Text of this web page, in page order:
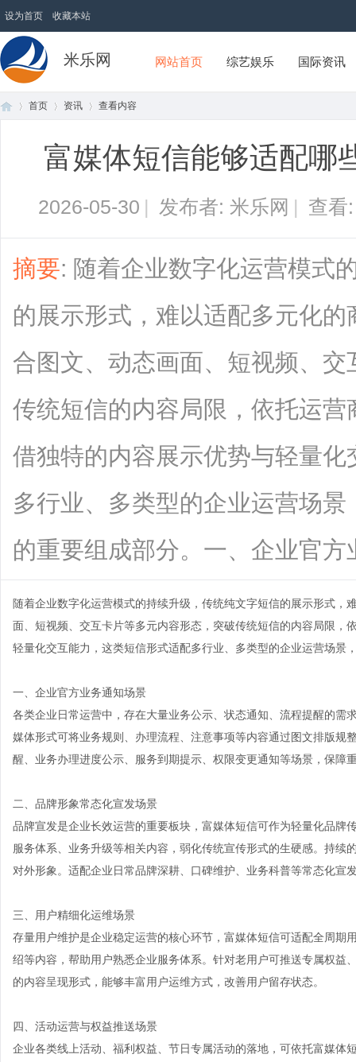
设为首页 收藏本站
米乐网 网站首页 综艺娱乐 国际资讯
首页
›
资讯
›
查看内容
富媒体短信能够适配哪
2026-05-30 | 发布者: 米乐网 | 查
摘要: 随着企业数字化运营模式
的展示形式，难以适配多元化
合图文、动态画面、短视频、
传统短信的内容局限，依托运
借独特的内容展示优势与轻量
多行业、多类型的企业运营场
的重要组成部分。一、企业官方
随着企业数字化运营模式的持续升级，传统纯文字短信的展示形式
面、短视频、交互卡片等多元内容形态，突破传统短信的内容局限，
轻量化交互能力，这类短信形式适配多行业、多类型的企业运营场景
一、企业官方业务通知场景
各类企业日常运营中，存在大量业务公示、状态通知、流程提醒的需
媒体形式可将业务规则、办理流程、注意事项等内容通过图文排版规
醒、业务办理进度公示、服务到期提示、权限变更通知等场景，保障
二、品牌形象常态化宣发场景
品牌宣发是企业长效运营的重要板块，富媒体短信可作为轻量化品牌
服务体系、业务升级等相关内容，弱化传统宣传形式的生硬感。持
对外形象。适配企业日常品牌深耕、口碑维护、业务科普等常态化宣
三、用户精细化运维场景
存量用户维护是企业稳定运营的核心环节，富媒体短信可适配全周期
绍等内容，帮助用户熟悉企业服务体系。针对老用户可推送专属权益
的内容呈现形式，能够丰富用户运维方式，改善用户留存状态。
四、活动运营与权益推送场景
企业各类线上活动、福利权益、节日专属活动的落地，可依托富媒体